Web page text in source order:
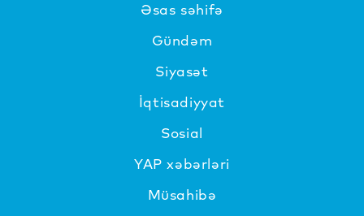
Əsas səhifə
Gündəm
Siyasət
İqtisadiyyat
Sosial
YAP xəbərləri
Müsahibə